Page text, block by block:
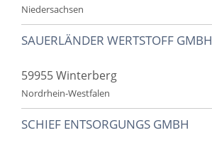
Niedersachsen
SAUERLÄNDER WERTSTOFF GMBH
59955 Winterberg
Nordrhein-Westfalen
SCHIEF ENTSORGUNGS GMBH